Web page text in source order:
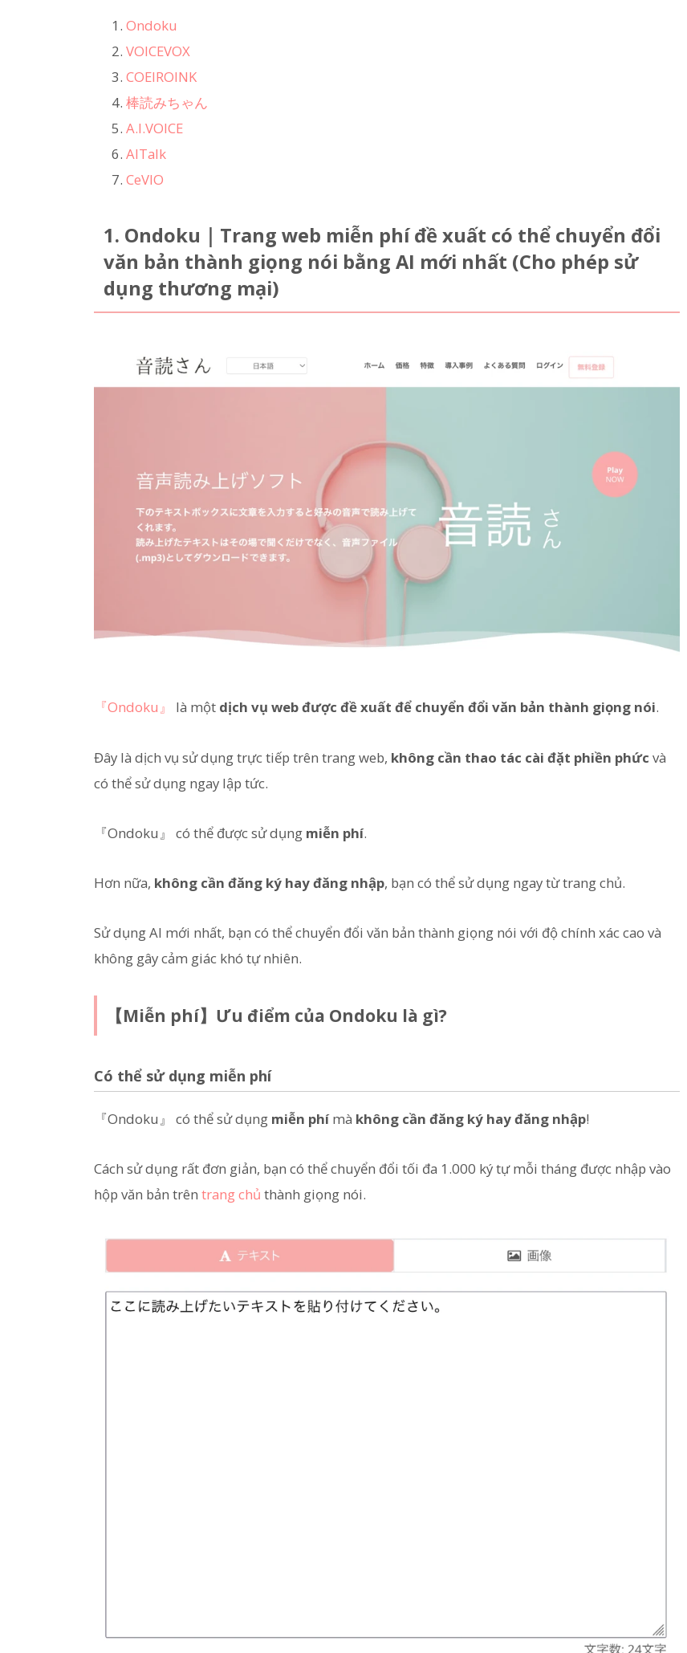
Ondoku
VOICEVOX
COEIROINK
棒読みちゃん
A.I.VOICE
AITalk
CeVIO
1. Ondoku｜Trang web miễn phí đề xuất có thể chuyển đổi
văn bản thành giọng nói bằng AI mới nhất (Cho phép sử
dụng thương mại)
『Ondoku』 là một dịch vụ web được đề xuất để chuyển đổi văn bản thành giọng nói.
Đây là dịch vụ sử dụng trực tiếp trên trang web, không cần thao tác cài đặt phiền phức và
có thể sử dụng ngay lập tức.
『Ondoku』 có thể được sử dụng miễn phí.
Hơn nữa, không cần đăng ký hay đăng nhập, bạn có thể sử dụng ngay từ trang chủ.
Sử dụng AI mới nhất, bạn có thể chuyển đổi văn bản thành giọng nói với độ chính xác cao và
không gây cảm giác khó tự nhiên.
【Miễn phí】Ưu điểm của Ondoku là gì?
Có thể sử dụng miễn phí
『Ondoku』 có thể sử dụng miễn phímà không cần đăng ký hay đăng nhập!
Cách sử dụng rất đơn giản, bạn có thể chuyển đổi tối đa 1.000 ký tự mỗi tháng được nhập vào
hộp văn bản trên trang chủ thành giọng nói.